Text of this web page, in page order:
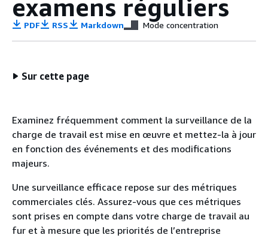
examens réguliers
PDF RSS Markdown Mode concentration
Sur cette page
Examinez fréquemment comment la surveillance de la
charge de travail est mise en œuvre et mettez-la à jour
en fonction des événements et des modifications
majeurs.
Une surveillance efficace repose sur des métriques
commerciales clés. Assurez-vous que ces métriques
sont prises en compte dans votre charge de travail au
fur et à mesure que les priorités de l’entreprise